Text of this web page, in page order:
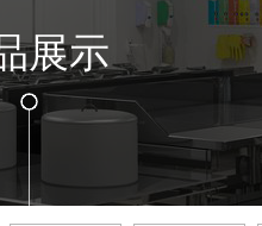
展示